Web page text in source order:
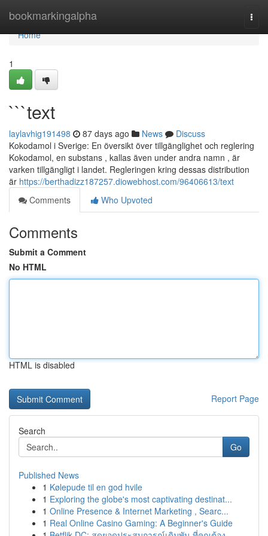
bookmarkingalpha
Home
Home
1
```text
laylavhig191498 87 days ago News
Discuss
Kokodamol i Sverige: En översikt över tillgänglighet och reglering
Kokodamol, en substans , kallas även under andra namn , är
varken tillgängligt i landet. Regleringen kring dessas distribution
är https://berthadizz187257.diowebhost.com/96406613/text
Comments
Who Upvoted
Comments
Submit a Comment
No HTML
HTML is disabled
Report Page
Search
Go
Published News
1 Kølepude til en god hvile
1 Exploring the globe's most captivating destinat...
1 Online Presence & Internet Marketing , Searc...
1 Real Online Casino Gaming: A Beginner's Guide